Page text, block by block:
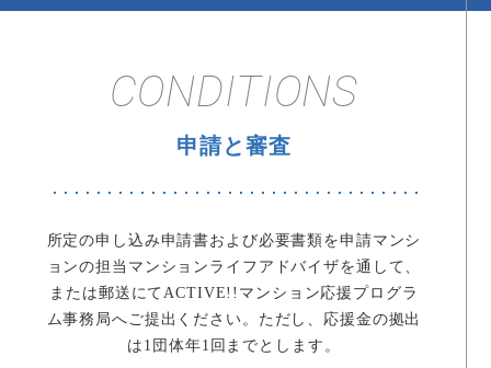
CONDITIONS
申請と審査
所定の申し込み申請書および必要書類を申請マンシ
ョンの担当マンションライフアドバイザを通して、
または郵送にてACTIVE!!マンション応援プログラ
ム事務局へご提出ください。 ただし、応援金の拠出
は1団体年1回までとします。